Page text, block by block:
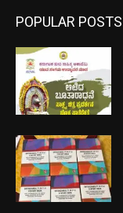
POPULAR POSTS